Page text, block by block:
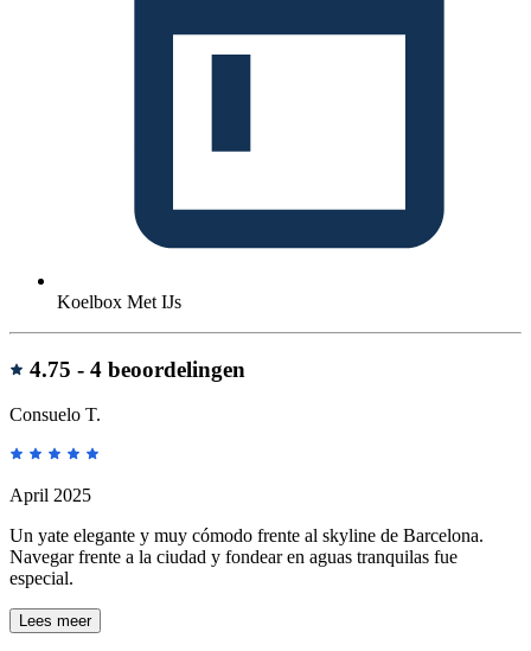
Koelbox Met IJs
Beoordelingen
4.75 - 4 beoordelingen
Consuelo T.
April 2025
Un yate elegante y muy cómodo frente al skyline de Barcelona.
Navegar frente a la ciudad y fondear en aguas tranquilas fue
especial.
Lees meer